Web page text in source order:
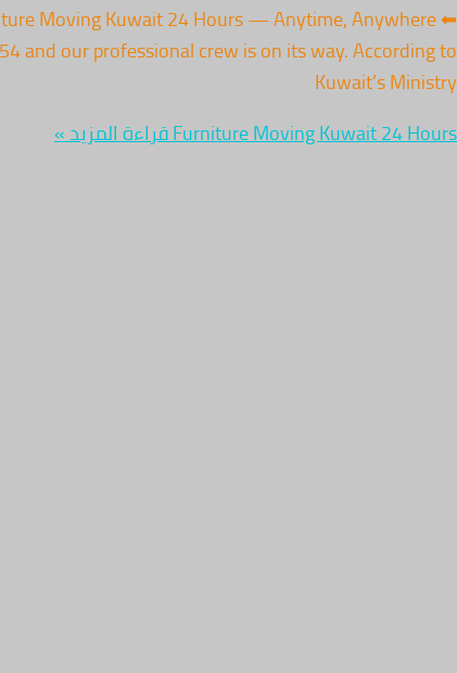
Moving Kuwait 24 Hours — Anytime, Anywhere
and our professional crew is on its way. According to
Kuwait’s Ministry
Furniture Moving Kuwait 24 Hoursقراءة المزيد »